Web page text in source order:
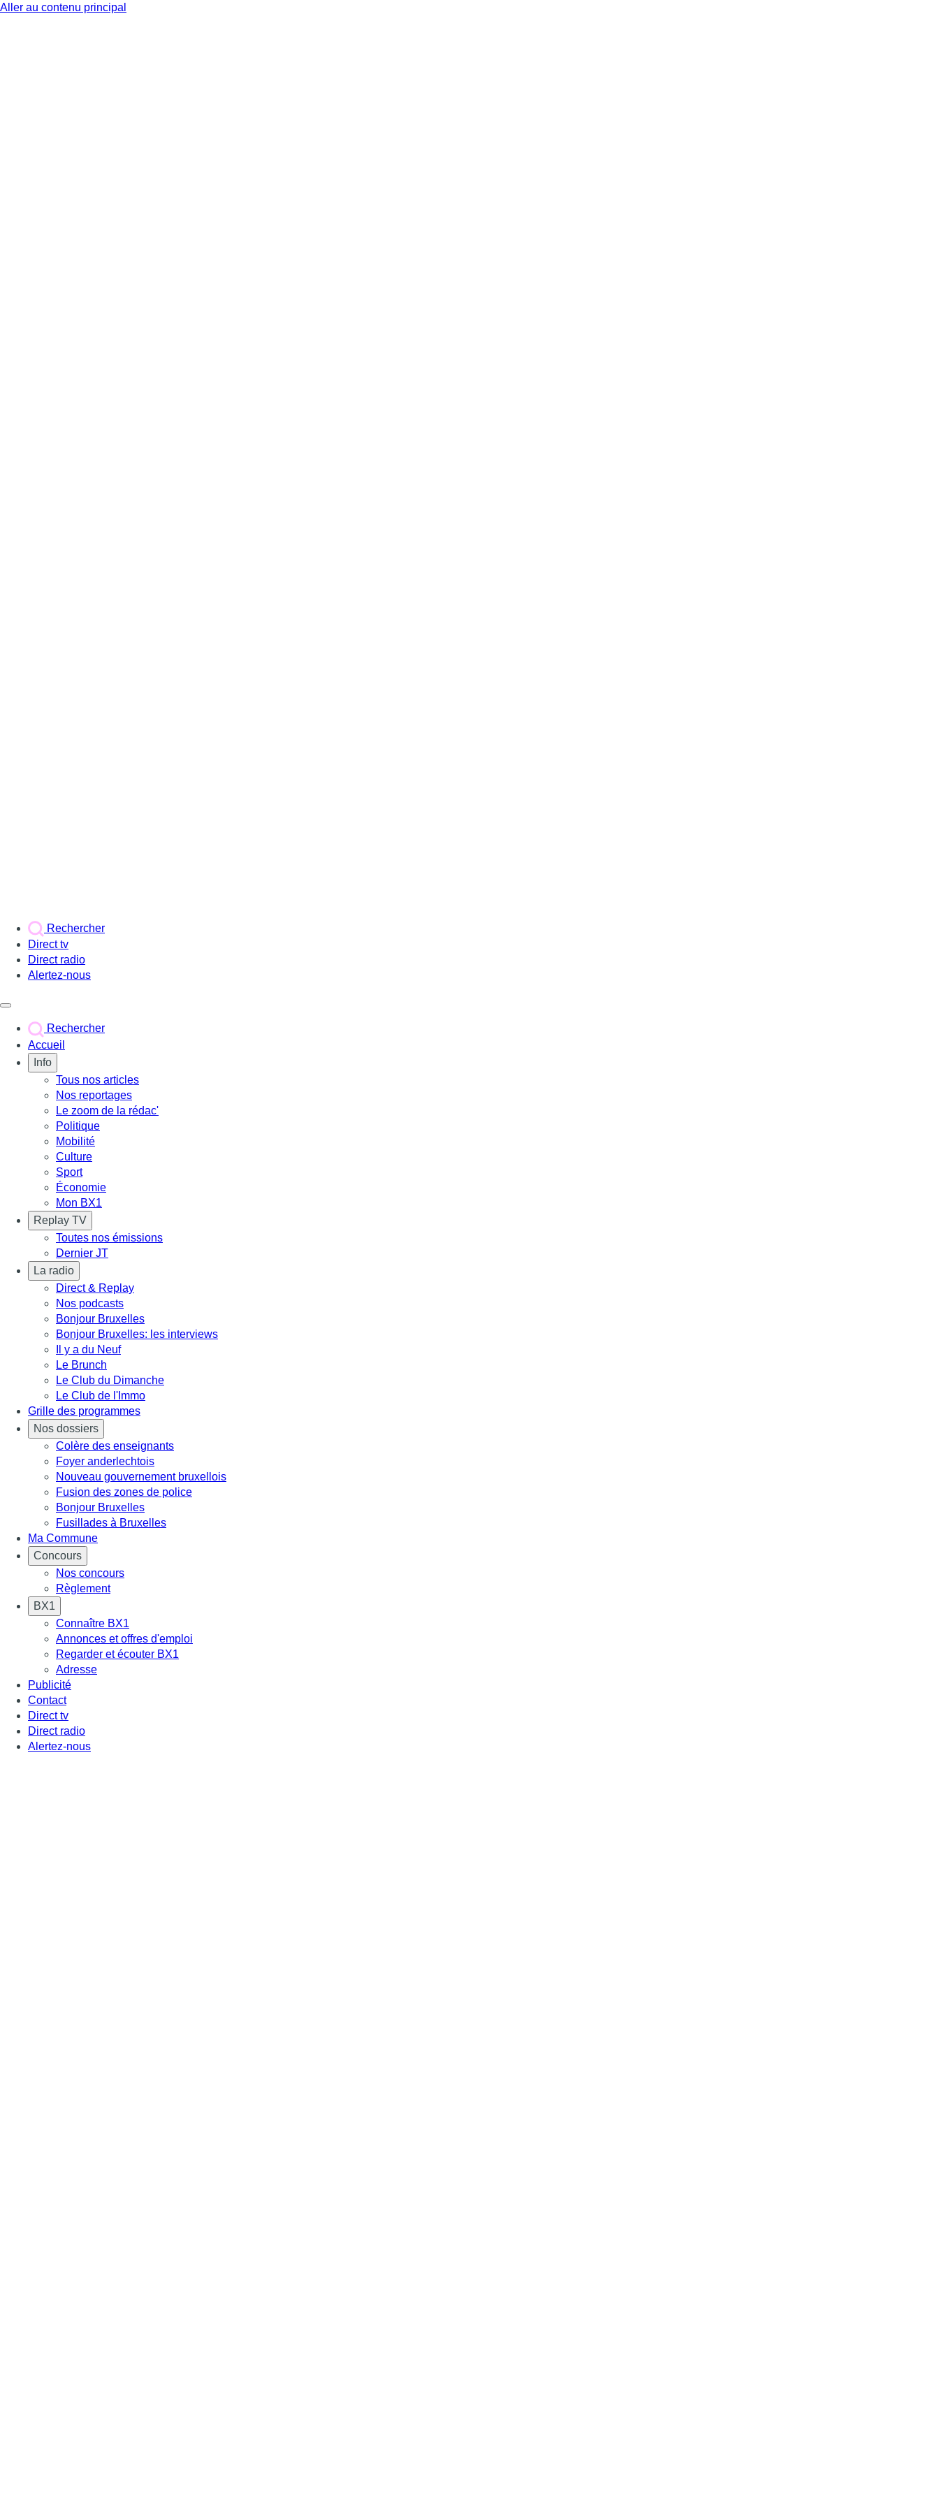
Aller au contenu principal
Rechercher
Direct tv
Direct radio
Alertez-nous
Rechercher
Accueil
Info
Tous nos articles
Nos reportages
Le zoom de la rédac'
Politique
Mobilité
Culture
Sport
Économie
Mon BX1
Replay TV
Toutes nos émissions
Dernier JT
La radio
Direct & Replay
Nos podcasts
Bonjour Bruxelles
Bonjour Bruxelles: les interviews
Il y a du Neuf
Le Brunch
Le Club du Dimanche
Le Club de l'Immo
Grille des programmes
Nos dossiers
Colère des enseignants
Foyer anderlechtois
Nouveau gouvernement bruxellois
Fusion des zones de police
Bonjour Bruxelles
Fusillades à Bruxelles
Ma Commune
Concours
Nos concours
Règlement
BX1
Connaître BX1
Annonces et offres d'emploi
Regarder et écouter BX1
Adresse
Publicité
Contact
Direct tv
Direct radio
Alertez-nous